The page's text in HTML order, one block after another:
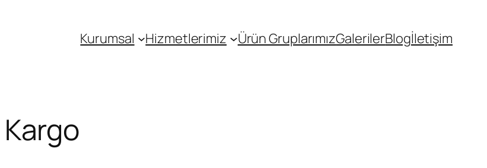
Kurumsal Hizmetlerimiz Ürün GruplarımızGalerilerBlogİletişim